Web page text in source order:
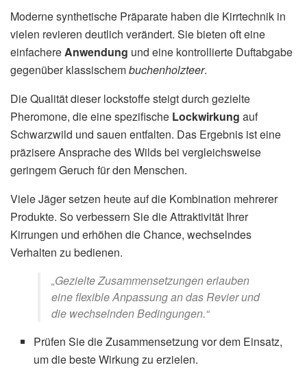
Moderne synthetische Präparate haben die Kirrtechnik in
vielen revieren deutlich verändert. Sie bieten oft eine
einfachereAnwendung und eine kontrollierte Duftabgabe
gegenüber klassischembuchenholzteer.
Die Qualität dieser lockstoffe steigt durch gezielte
Pheromone, die eine spezifische Lockwirkung auf
Schwarzwild und sauen entfalten. Das Ergebnis ist eine
präzisere Ansprache des Wilds bei vergleichsweise
geringem Geruch für den Menschen.
Viele Jäger setzen heute auf die Kombination mehrerer
Produkte. So verbessern Sie die Attraktivität Ihrer
Kirrungen und erhöhen die Chance, wechselndes
Verhalten zu bedienen.
„Gezielte Zusammensetzungen erlauben
eine flexible Anpassung an das Revier und
die wechselnden Bedingungen.“
Prüfen Sie die Zusammensetzung vor dem Einsatz,
um die beste Wirkung zu erzielen.